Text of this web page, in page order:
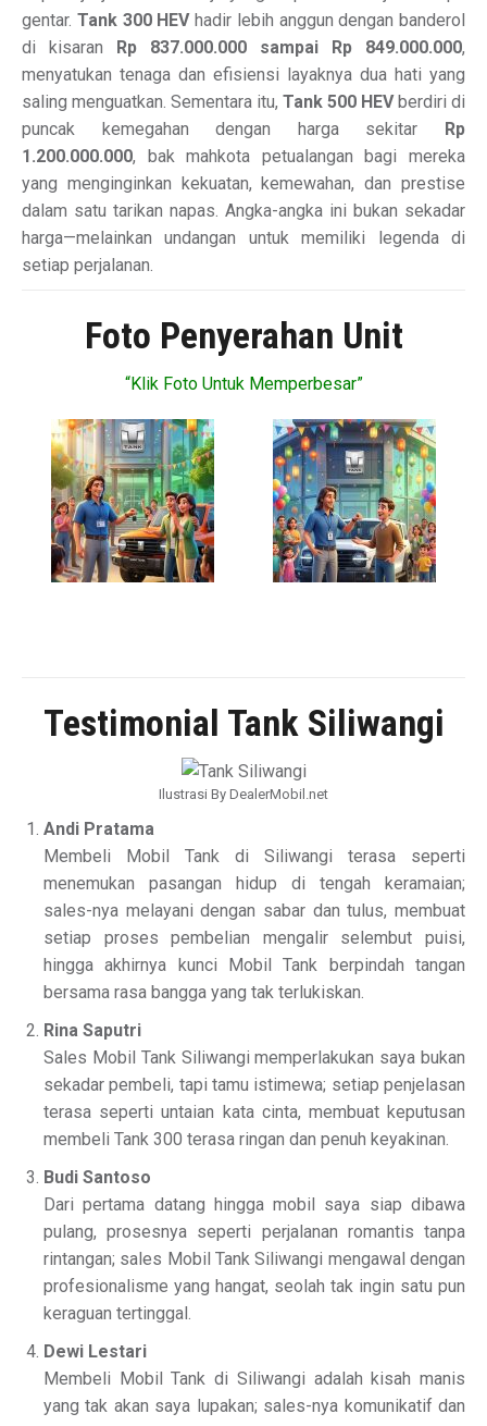
gentar. Tank 300 HEVhadir lebih anggun dengan banderol
di kisaran
Rp 837.000.000 sampai Rp 849.000.000,
menyatukan tenaga dan efisiensi layaknya dua hati yang
saling menguatkan. Sementara itu, Tank 500 HEVberdiri di
puncak kemegahan dengan harga sekitar
Rp
1.200.000.000, bak mahkota petualangan bagi mereka
yang menginginkan kekuatan, kemewahan, dan prestise
dalam satu tarikan napas. Angka-angka ini bukan sekadar
harga—melainkan undangan untuk memiliki legenda di
setiap perjalanan.
Foto Penyerahan Unit
“Klik Foto Untuk Memperbesar”
Testimonial Tank Siliwangi
Ilustrasi By DealerMobil.net
Andi Pratama
Membeli Mobil Tank di Siliwangi terasa seperti
menemukan pasangan hidup di tengah keramaian;
sales-nya melayani dengan sabar dan tulus, membuat
setiap proses pembelian mengalir selembut puisi,
hingga akhirnya kunci Mobil Tank berpindah tangan
bersama rasa bangga yang tak terlukiskan.
Rina Saputri
Sales Mobil Tank Siliwangi memperlakukan saya bukan
sekadar pembeli, tapi tamu istimewa; setiap penjelasan
terasa seperti untaian kata cinta, membuat keputusan
membeli Tank 300 terasa ringan dan penuh keyakinan.
Budi Santoso
Dari pertama datang hingga mobil saya siap dibawa
pulang, prosesnya seperti perjalanan romantis tanpa
rintangan; sales Mobil Tank Siliwangi mengawal dengan
profesionalisme yang hangat, seolah tak ingin satu pun
keraguan tertinggal.
Dewi Lestari
Membeli Mobil Tank di Siliwangi adalah kisah manis
yang tak akan saya lupakan; sales-nya komunikatif dan